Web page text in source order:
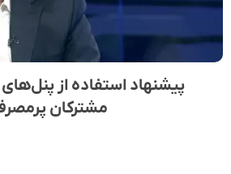
پیشنهاد استفاده از
مشترکان